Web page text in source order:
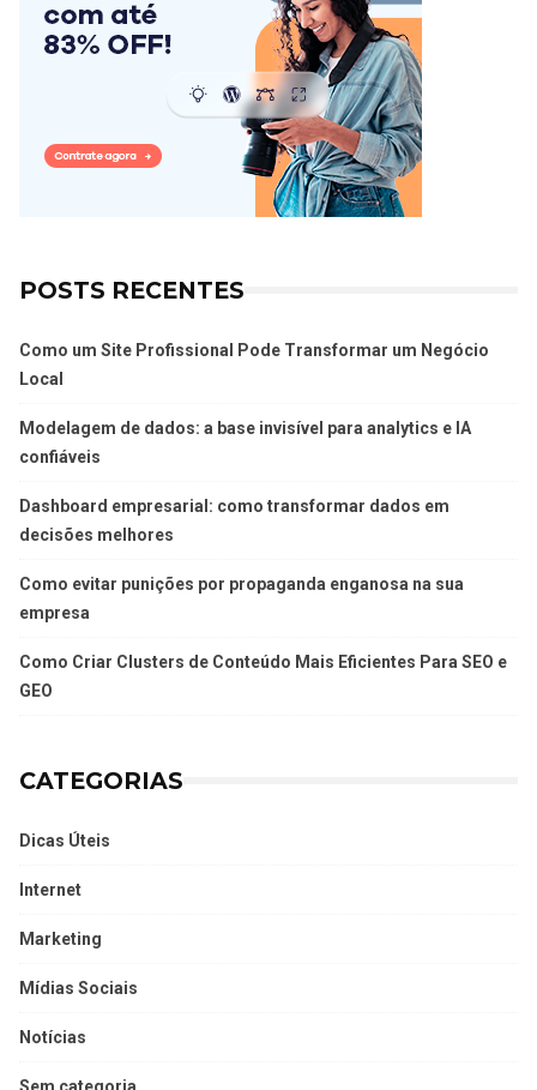
POSTS RECENTES
Como um Site Profissional Pode Transformar um Negócio
Local
Modelagem de dados: a base invisível para analytics e IA
confiáveis
Dashboard empresarial: como transformar dados em
decisões melhores
Como evitar punições por propaganda enganosa na sua
empresa
Como Criar Clusters de Conteúdo Mais Eficientes Para SEO e
GEO
CATEGORIAS
Dicas Úteis
Internet
Marketing
Mídias Sociais
Notícias